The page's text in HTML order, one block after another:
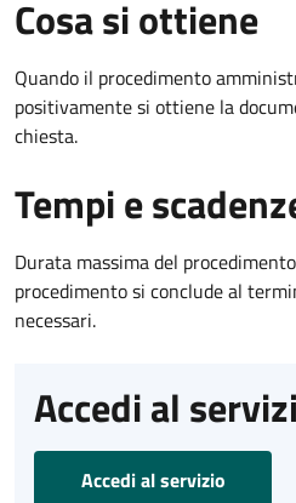
Cosa si ottiene
Quando il procedimento
positivamente si ottiene la
chiesta.
Tempi e
Durata massima del
procedimento si conclude al
necessari.
Accedi al
Accedi al servizio